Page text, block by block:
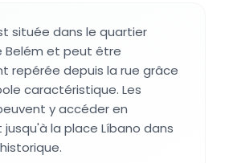
située dans le quartier
Belém et peut être
repérée depuis la rue grâce
caractéristique. Les
y accéder en
la place Líbano dans